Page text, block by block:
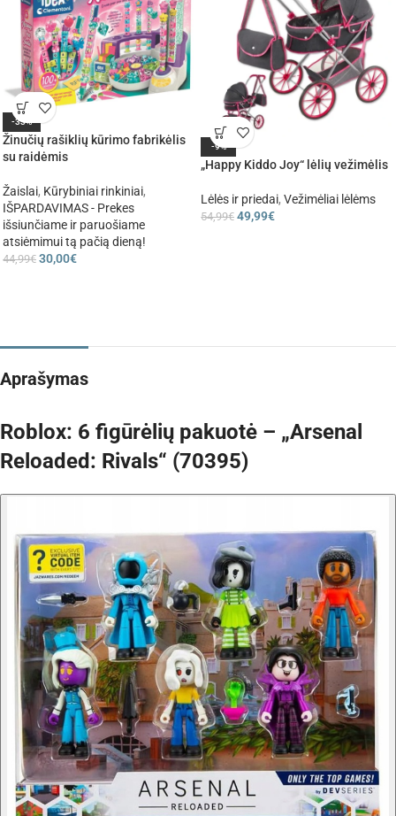
-33%
Žinučių rašiklių kūrimo fabrikėlis
su raidėmis
Žaislai, Kūrybiniai rinkiniai,
IŠPARDAVIMAS - Prekes
išsiunčiame ir paruošiame
atsiėmimui tą pačią dieną!
44,99€ 30,00€
-9%
„Happy Kiddo Joy“ lėlių vežimėlis
Lėlės ir priedai, Vežimėliai lėlėms
54,99€ 49,99€
Aprašymas
Roblox: 6 figūrėlių pakuotė – „Arsenal
Reloaded: Rivals“ (70395)